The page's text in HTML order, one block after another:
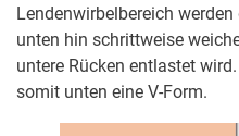
Lendenwirbelbereich
unten hin schrittweise
untere Rücken entlastet
somit unten eine V-Form.